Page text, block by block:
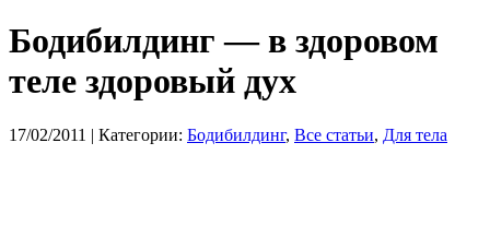
Бодибилдинг — в здоровом
теле здоровый дух
17/02/2011 | Категории: Бодибилдинг, Все статьи, Для тела